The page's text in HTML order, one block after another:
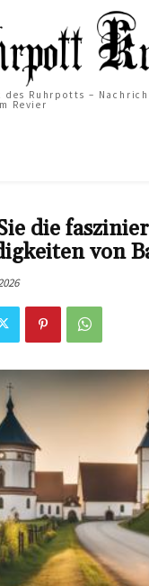
des Ruhrpotts –
Revier
die
von